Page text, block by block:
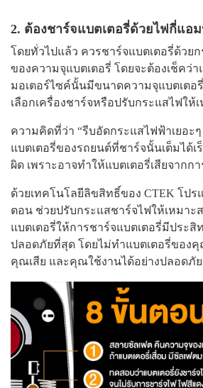
2. ต้องชาร์จแบตเตอรี่ด้วยไฟกี่แอม
โดยทั่วไปแล้ว ควรชาร์จแบตเตอรี่ด้วยก
ของความจุแบตเตอรี่ โดยจะต้องเช็คว่
มอเตอร์ไซค์นั้นมีขนาดความจุแบตเตอรี่
เลือกเครื่องชาร์จหรือปรับกระแสไฟให้
ความคิดที่ว่า “รีบอัดกระแสไฟฟ้าเยอะ
แบตเตอรี่ของรถยนต์ที่ชาร์จนั้นเต็มได้เ
ผิด เพราะอาจทำให้แบตเตอรี่เสียจากกา
ด้วยเทคโนโลยีลิขสิทธิ์ของ CTEK โปร
ตอน ช่วยปรับกระแสชาร์จไฟให้เหมาะ
แบตเตอรี่ให้การชาร์จแบตเตอรี่มีประสิ
ปลอดภัยที่สุด โดยไม่ทำแบตเตอรี่ของคุ
คุณเสีย และคุณใช้งานได้อย่างปลอดภัย